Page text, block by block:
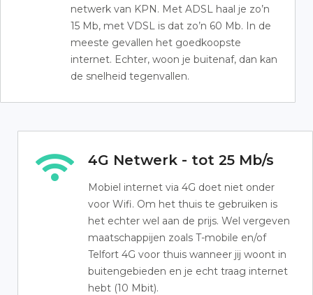
netwerk van KPN. Met ADSL haal je zo’n
15 Mb, met VDSL is dat zo’n 60 Mb. In de
meeste gevallen het goedkoopste
internet. Echter, woon je buitenaf, dan kan
de snelheid tegenvallen.
4G Netwerk - tot 25 Mb/s
Mobiel internet via 4G doet niet onder
voor Wifi. Om het thuis te gebruiken is
het echter wel aan de prijs. Wel vergeven
maatschappijen zoals T-mobile en/of
Telfort 4G voor thuis wanneer jij woont in
buitengebieden en je echt traag internet
hebt (10 Mbit).